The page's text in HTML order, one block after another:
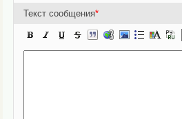
Текст сообщения*